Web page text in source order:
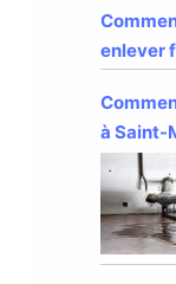
enlever
à Saint-